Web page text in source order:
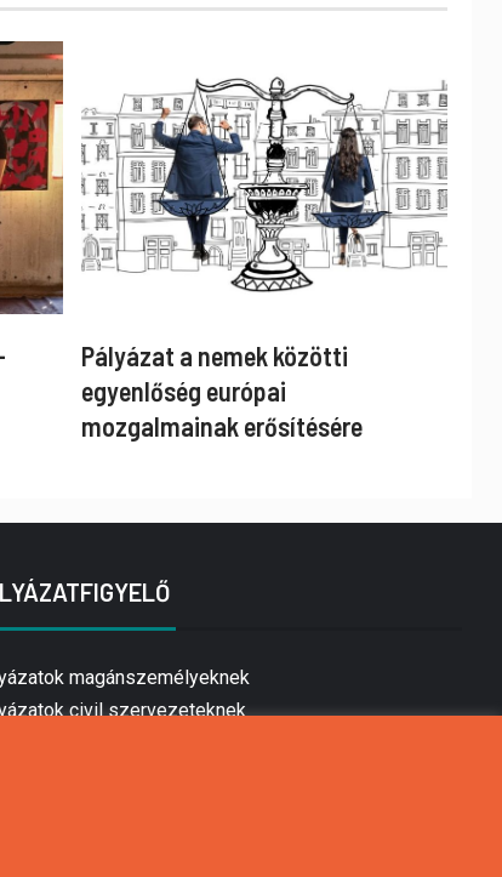
Pályázat a nemek közötti
egyenlőség európai
mozgalmainak erősítésére
magánszemélyeknek
civil szervezeteknek